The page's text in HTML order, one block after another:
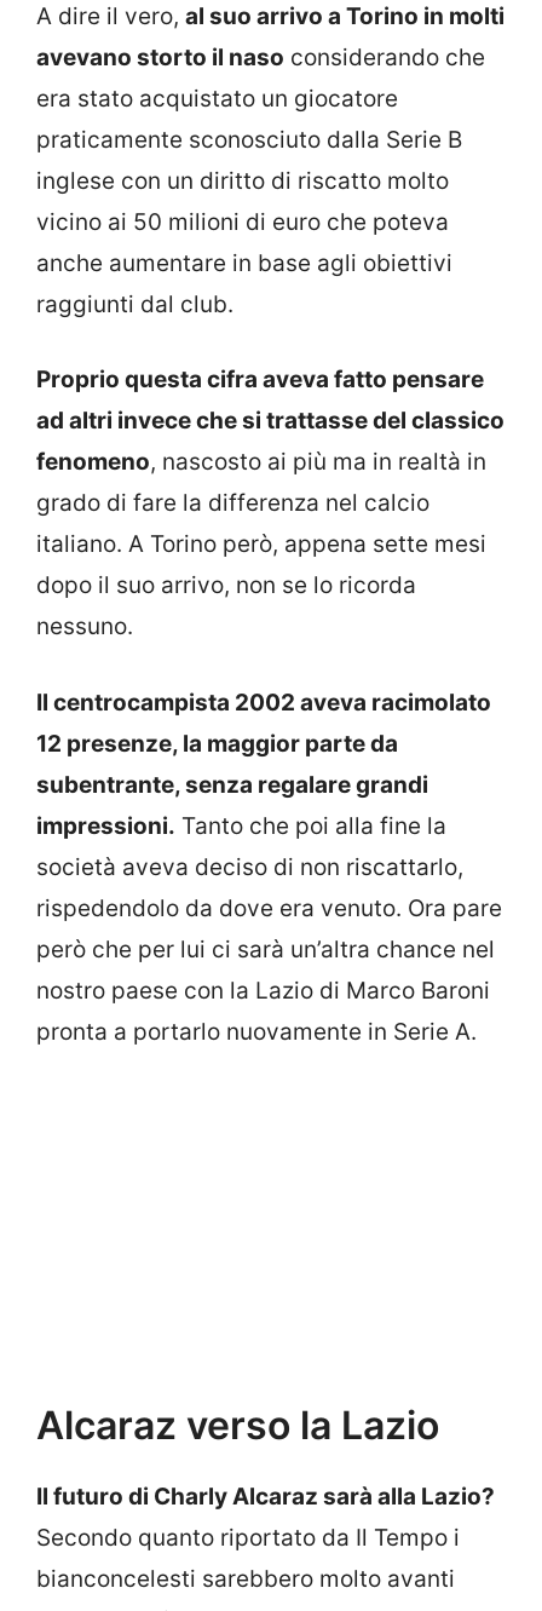
A dire il vero, al suo arrivo a Torino in molti
avevano storto il naso considerando che
era stato acquistato un giocatore
praticamente sconosciuto dalla Serie B
inglese con un diritto di riscatto molto
vicino ai 50 milioni di euro che poteva
anche aumentare in base agli obiettivi
raggiunti dal club.
Proprio questa cifra aveva fatto pensare
ad altri invece che si trattasse del classico
fenomeno, nascosto ai più ma in realtà in
grado di fare la differenza nel calcio
italiano. A Torino però, appena sette mesi
dopo il suo arrivo, non se lo ricorda
nessuno.
Il centrocampista 2002 aveva racimolato
12 presenze, la maggior parte da
subentrante, senza regalare grandi
impressioni. Tanto che poi alla fine la
società aveva deciso di non riscattarlo,
rispedendolo da dove era venuto. Ora pare
però che per lui ci sarà un’altra chance nel
nostro paese con la Lazio di Marco Baroni
pronta a portarlo nuovamente in Serie A.
Alcaraz verso la Lazio
Il futuro di Charly Alcaraz sarà alla Lazio?
Secondo quanto riportato da Il Tempo i
bianconcelesti sarebbero molto avanti